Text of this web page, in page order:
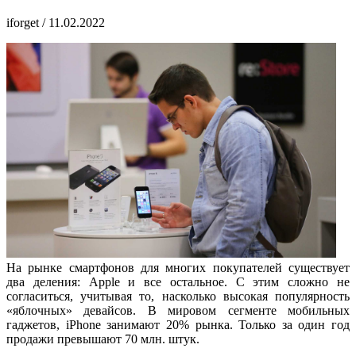
iforget / 11.02.2022
На рынке смартфонов для многих покупателей существует
два деления: Apple и все остальное. С этим сложно не
согласиться, учитывая то, насколько высокая популярность
«яблочных» девайсов. В мировом сегменте мобильных
гаджетов, iPhone занимают 20% рынка. Только за один год
продажи превышают 70 млн. штук.